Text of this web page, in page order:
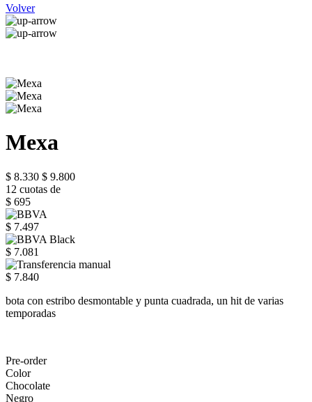
Volver
Mexa
$ 8.330 $ 9.800
12 cuotas de
$ 695
$ 7.497
$ 7.081
$ 7.840
bota con estribo desmontable y punta cuadrada, un hit de varias
temporadas
Pre-order
Color
Chocolate
Negro